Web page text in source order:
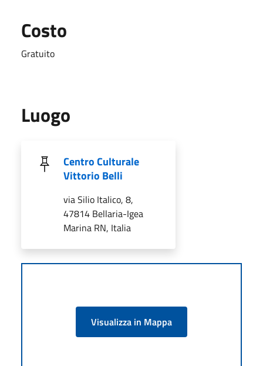
Costo
Gratuito
Luogo
Centro Culturale
Vittorio Belli
via Silio Italico, 8,
47814 Bellaria-Igea
Marina RN, Italia
Visualizza in Mappa